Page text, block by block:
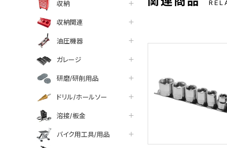
収納
収納関連
油圧機器
ガレージ
研磨/研削用品
ドリル/ホールソー
溶接/板金
バイク用工具/用品